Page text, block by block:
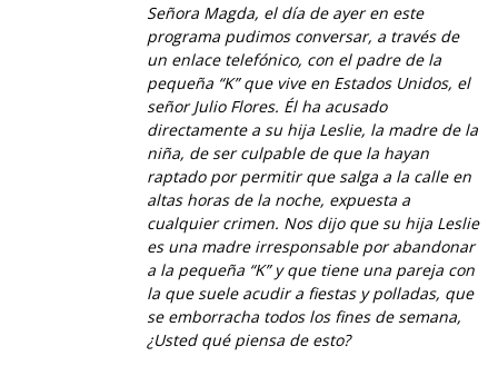
Señora Magda, el día de ayer en este
programa pudimos conversar, a través de
un enlace telefónico, con el padre de la
pequeña “K” que vive en Estados Unidos, el
señor Julio Flores. Él ha acusado
directamente a su hija Leslie, la madre de la
niña, de ser culpable de que la hayan
raptado por permitir que salga a la calle en
altas horas de la noche, expuesta a
cualquier crimen. Nos dijo que su hija Leslie
es una madre irresponsable por abandonar
a la pequeña “K” y que tiene una pareja con
la que suele acudir a fiestas y polladas, que
se emborracha todos los fines de semana,
¿Usted qué piensa de esto?